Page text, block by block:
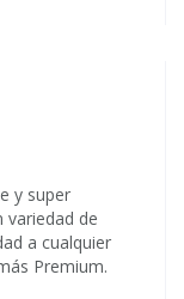
y super
de
a cualquier
Premium.